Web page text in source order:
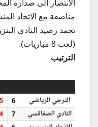
(لعب 8 مباريات).
الترتيب